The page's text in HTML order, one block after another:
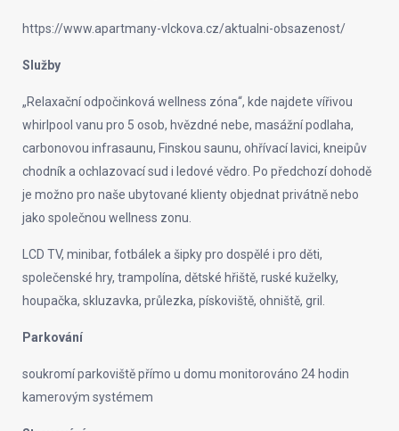
https://www.apartmany-vlckova.cz/aktualni-obsazenost/
Služby
„Relaxační odpočinková wellness zóna“, kde najdete vířivou
whirlpool vanu pro 5 osob, hvězdné nebe, masážní podlaha,
carbonovou infrasaunu, Finskou saunu, ohřívací lavici, kneipův
chodník a ochlazovací sud i ledové vědro. Po předchozí dohodě
je možno pro naše ubytované klienty objednat privátně nebo
jako společnou wellness zonu.
LCD TV, minibar, fotbálek a šipky pro dospělé i pro děti,
společenské hry, trampolína, dětské hřiště, ruské kuželky,
houpačka, skluzavka, průlezka, pískoviště, ohniště, gril.
Parkování
soukromí parkoviště přímo u domu monitorováno 24 hodin
kamerovým systémem